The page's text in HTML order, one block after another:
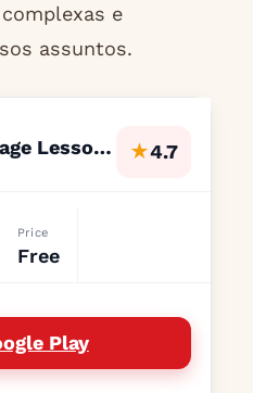
e
assuntos.
Duolingo: Language Lessons ★4.7
Price
Free
Play